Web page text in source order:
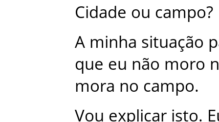
Cidade ou campo?
A minha situação
que eu não moro
mora no campo.
Vou explicar isto.